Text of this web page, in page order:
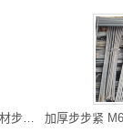
建筑紧钩配件 M5-800工地辅材步步紧 四川彭山厂家批发 可专车到